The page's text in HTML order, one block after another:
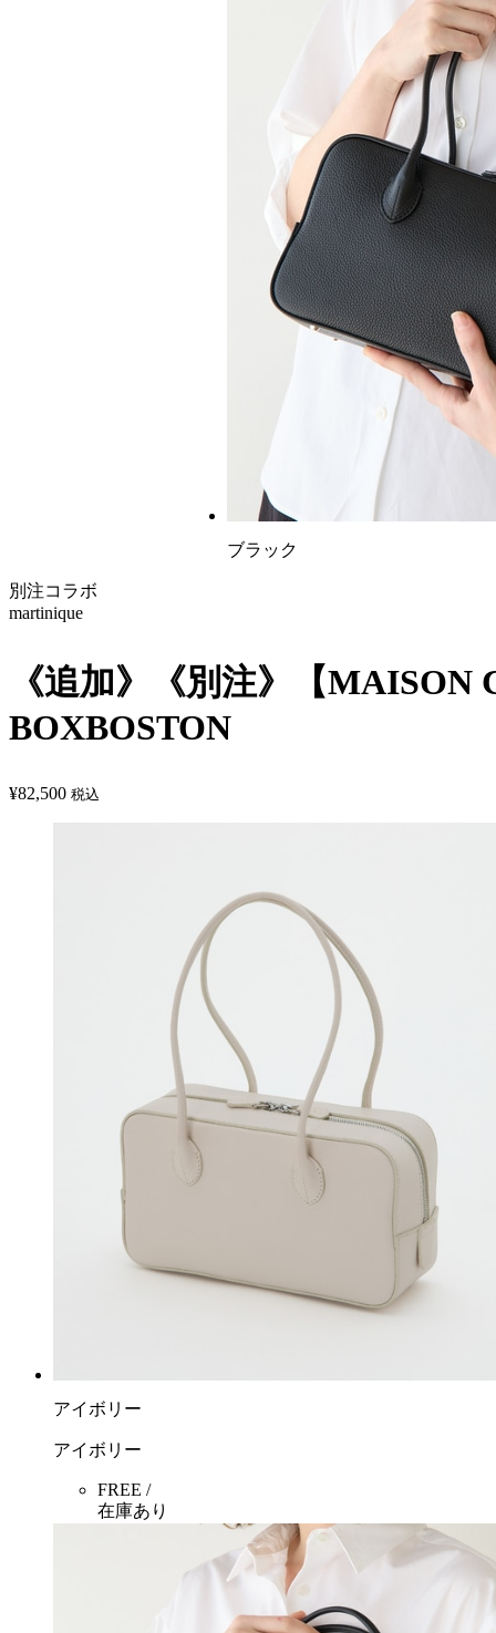
ブラック
別注コラボ
martinique
《追加》《別注》【
BOXBOSTON
¥82,500 税込
アイボリー
アイボリー
FREE /
在庫あり